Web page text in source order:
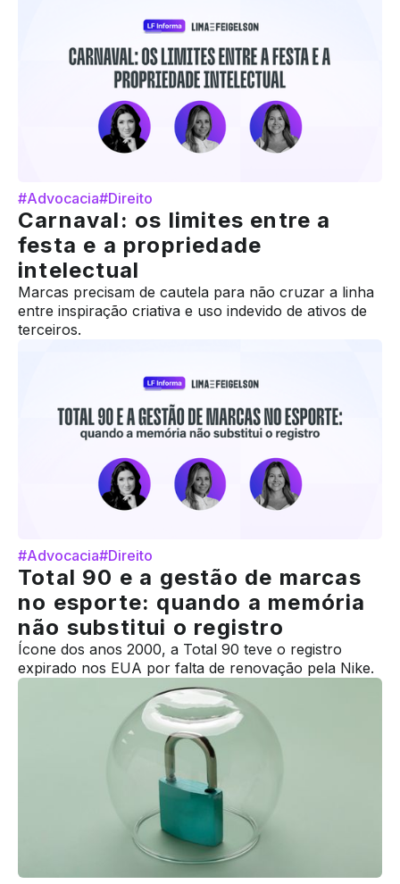
#Advocacia#Direito
Carnaval: os limites entre a
festa e a propriedade
intelectual
Marcas precisam de cautela para não cruzar a linha
entre inspiração criativa e uso indevido de ativos de
terceiros.
#Advocacia#Direito
Total 90 e a gestão de marcas
no esporte: quando a memória
não substitui o registro
Ícone dos anos 2000, a Total 90 teve o registro
expirado nos EUA por falta de renovação pela Nike.